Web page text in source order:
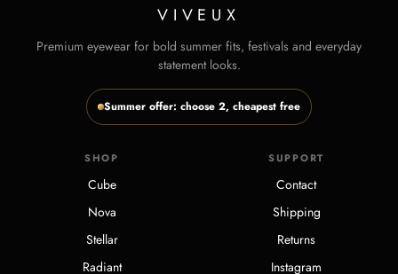
VIVEUX
Premium eyewear for bold summer fits, festivals and everyday
statement looks.
Summer offer: choose 2, cheapest free
SHOP
Cube
Nova
Stellar
Radiant
SUPPORT
Contact
Shipping
Returns
Instagram